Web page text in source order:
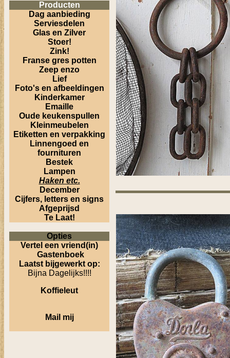
Producten
Dag aanbieding
Serviesdelen
Glas en Zilver
Stoer!
Zink!
Franse gres potten
Zeep enzo
Lief
Foto's en afbeeldingen
Kinderkamer
Emaille
Oude keukenspullen
Kleinmeubelen
Etiketten en verpakking
Linnengoed en
fournituren
Bestek
Lampen
Haken etc.
December
Cijfers, letters en signs
Afgeprijsd
Te Laat!
Opties
Vertel een vriend(in)
Gastenboek
Laatst bijgewerkt op:
Bijna Dagelijks!!!!
Koffieleut
Mail mij